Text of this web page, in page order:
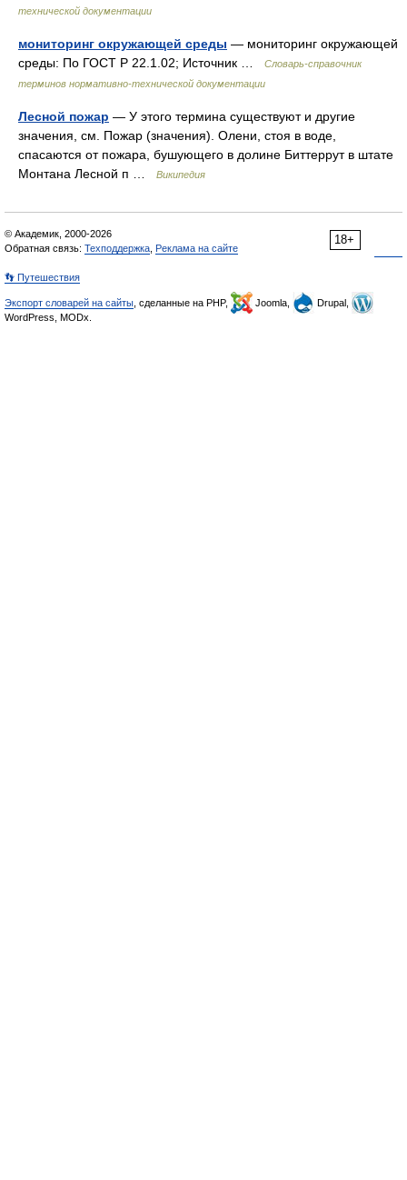
технической документации
мониторинг окружающей среды — мониторинг окружающей
среды: По ГОСТ Р 22.1.02; Источник …
Словарь-справочник
терминов нормативно-технической документации
Лесной пожар — У этого термина существуют и другие
значения, см. Пожар (значения). Олени, стоя в воде,
спасаются от пожара, бушующего в долине Биттеррут в штате
Монтана Лесной п …
Википедия
18+
© Академик, 2000-2026
Обратная связь: Техподдержка Реклама на сайте
👣 Путешествия
Экспорт словарей на сайты , сделанные на PHP, Joomla,
Drupal,
WordPress, MODx.